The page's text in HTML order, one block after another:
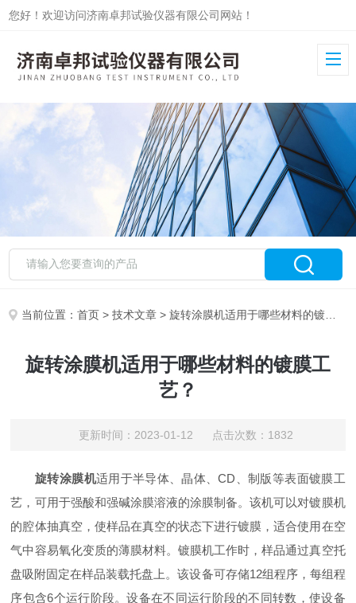
您好！欢迎访问济南卓邦试验仪器有限公司网站！
当前位置：首页 >技术文章 > 旋转涂膜机适用于哪些材料的镀膜工艺？
旋转涂膜机适用于哪些材料的镀膜工
艺？
更新时间：2023-01-12 点击次数：1832
旋转涂膜机适用于半导体、晶体、CD、制版等表面镀膜工
艺，可用于强酸和强碱涂膜溶液的涂膜制备。该机可以对镀膜机
的腔体抽真空，使样品在真空的状态下进行镀膜，适合使用在空
气中容易氧化变质的薄膜材料。镀膜机工作时，样品通过真空托
盘吸附固定在样品装载托盘上。该设备可存储12组程序，每组程
序包含6个运行阶段。设备在不同运行阶段的不同转数，使设备